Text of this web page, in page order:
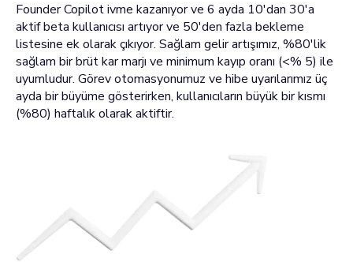
Founder Copilot ivme kazanıyor ve 6 ayda 10'dan 30'a
aktif beta kullanıcısı artıyor ve 50'den fazla bekleme
listesine ek olarak çıkıyor. Sağlam gelir artışımız, %80'lik
sağlam bir brüt kar marjı ve minimum kayıp oranı (<% 5) ile
uyumludur. Görev otomasyonumuz ve hibe uyarılarımız üç
ayda bir büyüme gösterirken, kullanıcıların büyük bir kısmı
(%80) haftalık olarak aktiftir.